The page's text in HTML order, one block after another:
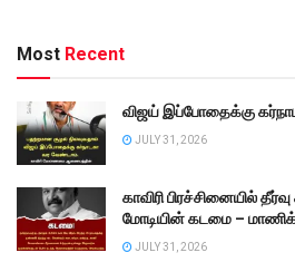
Most Recent
விஜய் இப்போதைக்கு
JULY 31, 2026
காவிரி பிரச்சினையில்
மோடியின் கடமை –
JULY 31, 2026